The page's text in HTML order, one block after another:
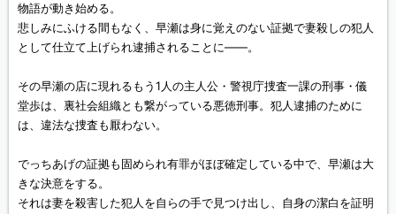
物語が動き始める。
悲しみにふける間もなく、早瀬は身に覚えのない証拠で妻殺しの犯人
として仕立て上げられ逮捕されることに——。
その早瀬の店に現れるもう1人の主人公・警視庁捜査一課の刑事・儀
堂歩は、裏社会組織とも繋がっている悪徳刑事。犯人逮捕のために
は、違法な捜査も厭わない。
でっちあげの証拠も固められ有罪がほぼ確定している中で、早瀬は大
きな決意をする。
それは妻を殺害した犯人を自らの手で見つけ出し、自身の潔白を証明